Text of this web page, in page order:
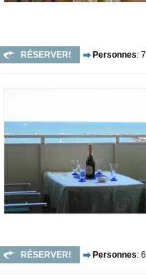
RÉSERVER! Personnes: 7
RÉSERVER! Personnes: 6